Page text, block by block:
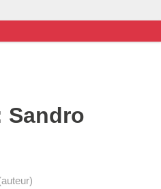
Sandro